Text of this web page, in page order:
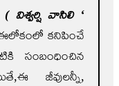
విశ్వర్షి వాసిలి ‘
కనిపించే
సంబంధించిన
జీవులన్నీ,